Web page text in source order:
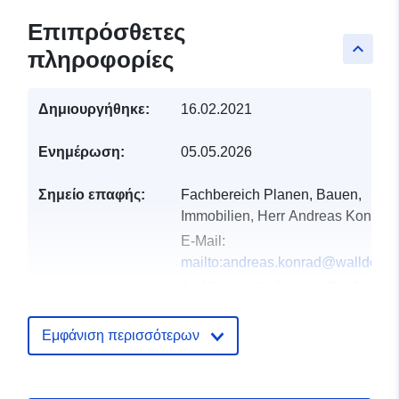
keyboard_arrow_up
Επιπρόσθετες
πληροφορίες
Δημιουργήθηκε: 16.02.2021
Ενημέρωση: 05.05.2026
Σημείο επαφής:
Fachbereich Planen, Bauen,
Immobilien, Herr Andreas Konrad
E-Mail:
Διεύθυνση URL:
http://www.walldorf.de
Εμφάνιση περισσότερων